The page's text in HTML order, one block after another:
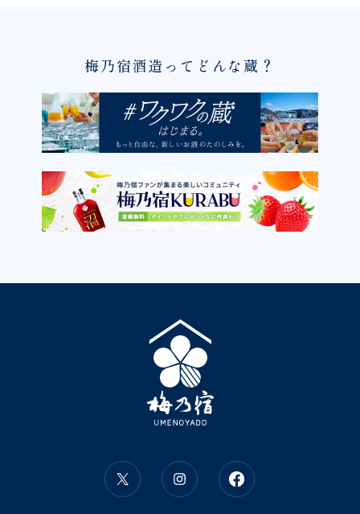
梅乃宿酒造ってどんな蔵？